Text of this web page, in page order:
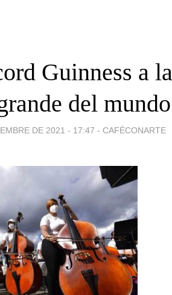
Guinness a la
del mundo
DE 2021 - 17:47 - CAFÉCONARTE